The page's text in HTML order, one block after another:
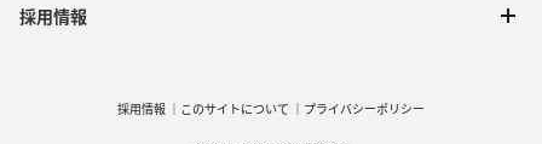
採用情報
採用情報 このサイトについて プライバシーポリシー